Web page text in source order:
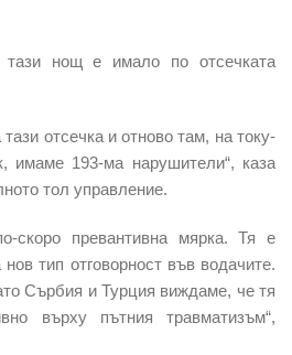
тази нощ е имало по отсечката
отсечка и отново там, на току-
имаме 193-ма нарушители“, каза
тол управление.
скоро превантивна мярка. Тя е
тип отговорност във водачите.
Сърбия и Турция виждаме, че тя
върху пътния травматизъм“,